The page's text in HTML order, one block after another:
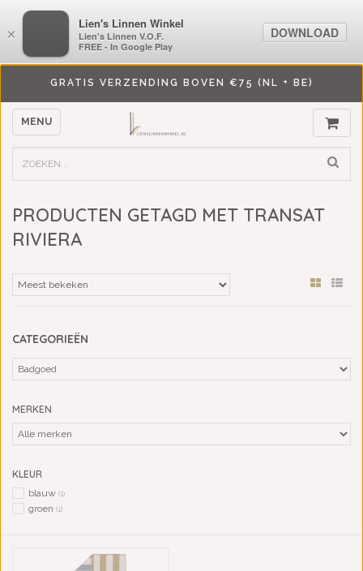
GRATIS VERZENDING BOVEN €75 (NL + BE)
MENU
PRODUCTEN GETAGD MET TRANSAT
RIVIERA
CATEGORIEËN
MERKEN
KLEUR
blauw (1)
groen (1)
×
LiensLinnenwinkel.nl
Lien's Linnen V.O.F.
FREE - In Google Play
DOWNLOAD
×
Lien's Linnen Winkel
Lien's Linnen V.O.F.
FREE - In Google Play
DOWNLOAD